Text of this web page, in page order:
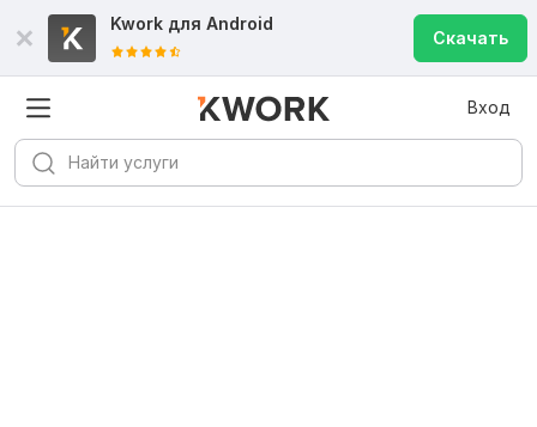
Kwork для Android
Скачать
Вход